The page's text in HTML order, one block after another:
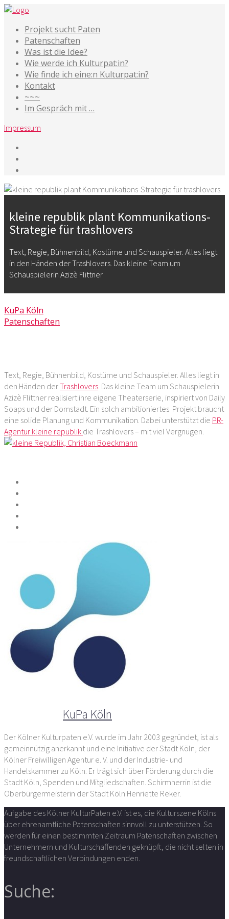
Projekt sucht Paten
Patenschaften
Was ist die Idee?
Wie werde ich Kulturpat:in?
Wie finde ich eine:n Kulturpat:in?
Kontakt
~~~
Im Gespräch mit …
Impressum
kleine republik plant Kommunikations-
Strategie für trashlovers
Text, Regie, Bühnenbild, Kostüme und Schauspieler. Alles liegt
in den Händen der Trashlovers. Das kleine Team um
Schauspielerin Azizè Flittner
KuPa Köln
Patenschaften
Text, Regie, Bühnenbild, Kostüme und Schauspieler. Alles liegt in
den Händen derTrashlovers. Das kleine Team um Schauspielerin
Azizè Flittner realisiert ihre eigene Theaterserie, inspiriert von Daily
Soaps und der Domstadt. Ein solch ambitioniertes Projekt braucht
eine solide Planung und Kommunikation. Dabei unterstützt die PR-
Agentur kleine republik die Trashlovers – mit viel Vergnügen.
KuPa Köln
Der Kölner Kulturpaten e.V. wurde im Jahr 2003 gegründet, ist als
gemeinnützig anerkannt und eine Initiative der Stadt Köln, der
Kölner Freiwilligen Agentur e. V. und der Industrie- und
Handelskammer zu Köln. Er trägt sich über Förderung durch die
Stadt Köln, Spenden und Mitgliedschaften. Schirmherrin ist die
Oberbürgermeisterin der Stadt Köln Henriette Reker.
Aufgabe des Kölner KulturPaten e.V. ist es, die Kulturszene Kölns
über ehrenamtliche Patenschaften sinnvoll zu unterstützen. So
werden für einen bestimmten Zeitraum Patenschaften zwischen
Unternehmern und Kulturschaffenden geknüpft, die nicht selten in
freundschaftlichen Verbindungen enden.
Suche: